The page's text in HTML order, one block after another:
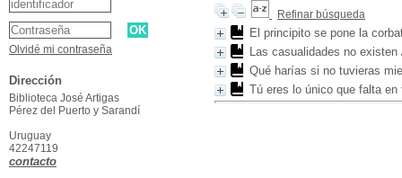
Refinar búsqueda
El principito se pone la
Las casualidades no existen
Qué harías si no tuvieras
Tú eres lo único que falta en
Olvidé mi contraseña
Dirección
Biblioteca José Artigas
Pérez del Puerto y Sarandí
Uruguay
42247119
contacto